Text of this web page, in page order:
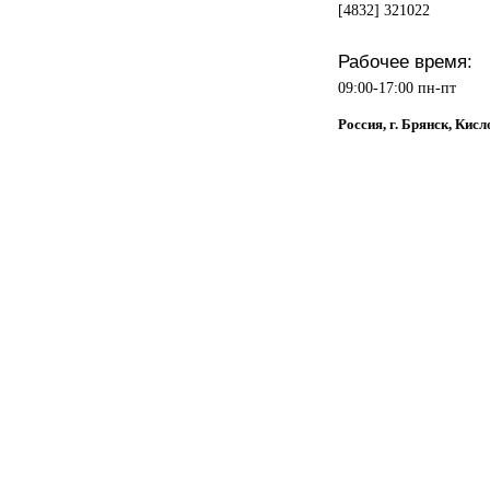
[4832] 321022
Рабочее время:
09:00-17:00 пн-пт
Россия, г. Брянск,